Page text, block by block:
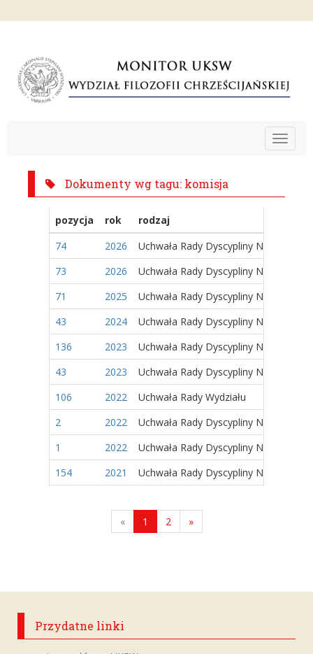
Toggle
Dokumenty wg tagu: komisja
pozycja rok
rodzaj
74
2026
Uchwała Rady Dyscypliny Naukowej
73
2026
Uchwała Rady Dyscypliny Naukowej
71
2025
Uchwała Rady Dyscypliny Naukowej
43
2024
Uchwała Rady Dyscypliny Naukowej
136
2023
Uchwała Rady Dyscypliny Naukowej
43
2023
Uchwała Rady Dyscypliny Naukowej
106
2022
Uchwała Rady Wydziału
2
2022
Uchwała Rady Dyscypliny Naukowej
1
2022
Uchwała Rady Dyscypliny Naukowej
154
2021 Uchwała Rady Dyscypliny Naukowej
« 1 2 »
Przydatne linki